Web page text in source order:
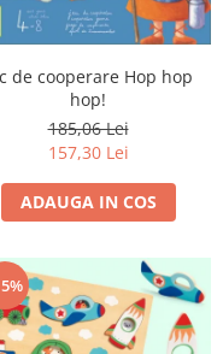
de cooperare Hop hop
hop!
185,06 Lei
157,30 Lei
ADAUGA IN COS